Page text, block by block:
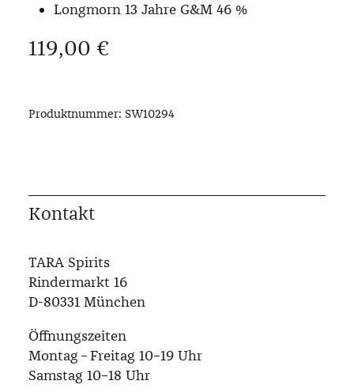
Longmorn 13 Jahre G&M 46 %
Regulärer Preis:
119,00 €
Produktnummer: SW10294
Kontakt
TARA Spirits
Rindermarkt 16
D-80331 München
Öffnungszeiten
Montag – Freitag 10–19 Uhr
Samstag 10–18 Uhr